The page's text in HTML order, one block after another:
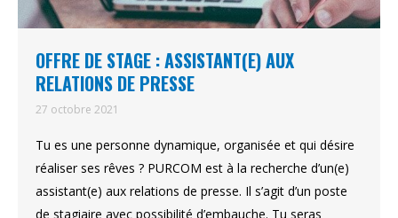
OFFRE DE STAGE : ASSISTANT(E) AUX
RELATIONS DE PRESSE
27 octobre 2021
Tu es une personne dynamique, organisée et qui désire
réaliser ses rêves ? PURCOM est à la recherche d’un(e)
assistant(e) aux relations de presse. Il s’agit d’un poste
de stagiaire avec possibilité d’embauche. Tu seras